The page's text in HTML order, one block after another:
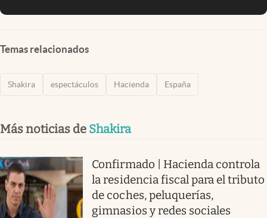
Temas relacionados
Shakira espectáculos Hacienda España
Más noticias de Shakira
Confirmado | Hacienda controla
la residencia fiscal para el tributo
de coches, peluquerías,
gimnasios y redes sociales